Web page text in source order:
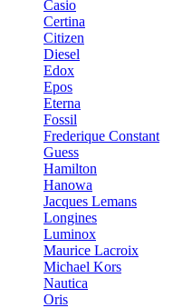
Casio
Certina
Citizen
Diesel
Edox
Epos
Eterna
Fossil
Frederique Constant
Guess
Hamilton
Hanowa
Jacques Lemans
Longines
Luminox
Maurice Lacroix
Michael Kors
Nautica
Oris